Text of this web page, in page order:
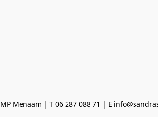
Menaam | T 06 287 088 71 | E